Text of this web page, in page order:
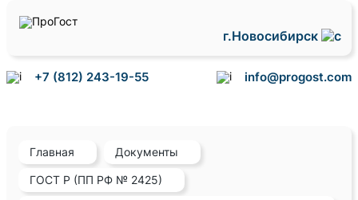
г.Новосибирск
+7 (812) 243-19-55 info@progost.com
Главная Документы
ГОСТ Р (ПП РФ № 2425)